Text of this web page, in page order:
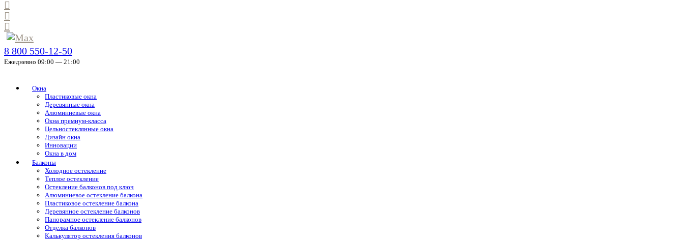
8 800 550-12-50
Ежедневно 09:00 — 21:00
Окна
Пластиковые окна
Деревянные окна
Алюминиевые окна
Окна премиум-класса
Цельностеклянные окна
Дизайн окна
Инновации
Окна в дом
Балконы
Холодное остекление
Теплое остекление
Остекление балконов под ключ
Алюминиевое остекление балкона
Пластиковое остекление балкона
Деревянное остекление балконов
Панорамное остекление балконов
Отделка балконов
Калькулятор остекления балконов